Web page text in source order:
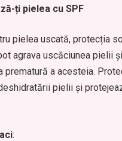
ți pielea cu SPF
pielea uscată, protecția
agrava uscăciunea pielii
prematură a acesteia.
pielii și
: